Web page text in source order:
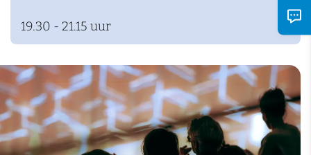
19.30 - 21.15 uur